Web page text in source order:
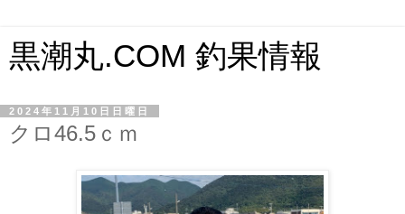
黒潮丸.COM 釣果情報
2024年11月10日日曜日
クロ46.5ｃｍ